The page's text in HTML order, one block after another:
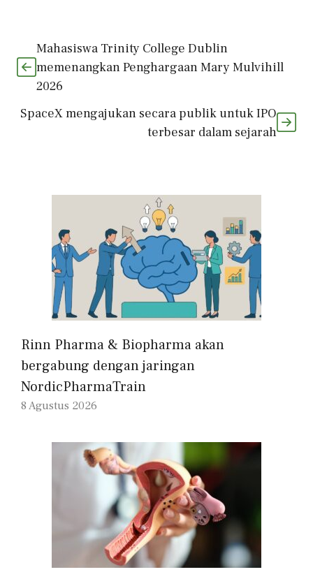
Mahasiswa Trinity College Dublin
memenangkan Penghargaan Mary Mulvihill
2026
SpaceX mengajukan secara publik untuk IPO
terbesar dalam sejarah
Rinn Pharma & Biopharma akan
bergabung dengan jaringan
NordicPharmaTrain
8 Agustus 2026